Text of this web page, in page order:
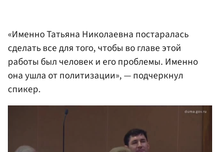
«Именно Татьяна Николаевна постаралась
сделать все для того, чтобы во главе этой
работы был человек и его проблемы. Именно
она ушла от политизации», — подчеркнул
спикер.